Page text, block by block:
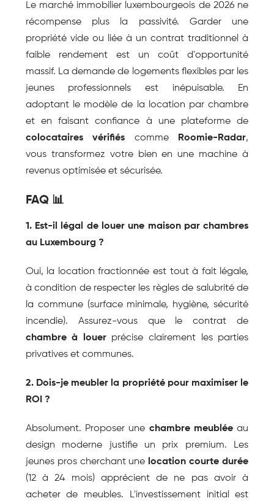
Le marché immobilier luxembourgeois de 2026 ne
récompense plus la passivité. Garder une
propriété vide ou liée à un contrat traditionnel à
faible rendement est un coût d'opportunité
massif. La demande de logements flexibles par les
jeunes professionnels est inépuisable. En
adoptant le modèle de la location par chambre
colocataires vérifiés comme Roomie-Radar,
vous transformez votre bien en une machine à
revenus optimisée et sécurisée.
FAQ 📊
1. Est-il légal de louer une maison par chambres
au Luxembourg ?
Oui, la location fractionnée est tout à fait légale,
à condition de respecter les règles de salubrité de
la commune (surface minimale, hygiène, sécurité
chambre à louer précise clairement les parties
privatives et communes.
2. Dois-je meubler la propriété pour maximiser le
ROI ?
Absolument. Proposer une chambre meublée au
design moderne justifie un prix premium. Les
jeunes pros cherchant une location courte durée
(12 à 24 mois) apprécient de ne pas avoir à
acheter de meubles. L'investissement initial est